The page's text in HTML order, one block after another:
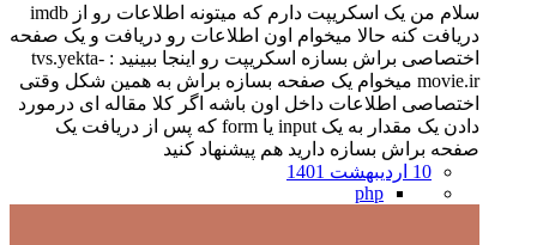
سلام من یک اسکریپت دارم که میتونه اطلاعات رو از imdb
دریافت کنه حالا میخوام اون اطلاعات رو دریافت و یک صفحه
اختصاصی براش بسازه اسکریپت رو اینجا ببینید : tvs.yekta-
movie.ir میخوام یک صفحه بسازه براش به همین شکل وقتی
اختصاصی اطلاعات داخل اون باشه اگر کلا مقاله ای درمورد
دادن یک مقدار به یک input یا form که پس از دریافت یک
صفحه براش بسازه دارید هم پیشنهاد کنید
10 اردیبهشت 1401
php